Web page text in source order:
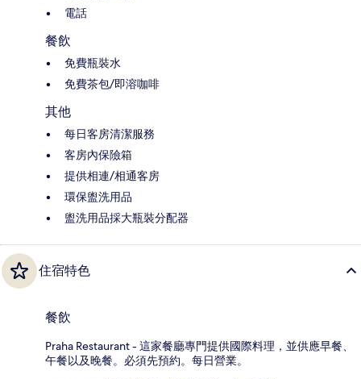
電話
餐飲
免費瓶裝水
免費茶包/即溶咖啡
其他
每日客房清潔服務
客房內保險箱
提供相連/相通客房
環保盥洗用品
盥洗用品採大瓶裝分配器
住宿特色
餐飲
Praha Restaurant - 這家餐廳專門提供國際料理，並供應早餐、
午餐以及晚餐。必須先預約。每日營業。